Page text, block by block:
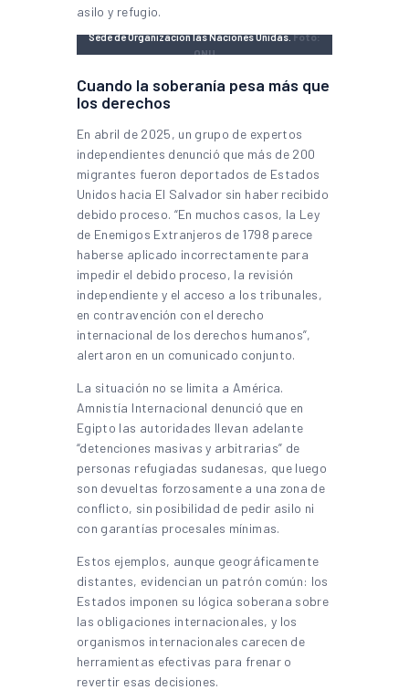
asilo y refugio.
Sede de Organización las Naciones Unidas.Foto:
ONU
Cuando la soberanía pesa más que
los derechos
En abril de 2025, un grupo de expertos
independientes denunció que más de 200
migrantes fueron deportados de Estados
Unidos hacia El Salvador sin haber recibido
debido proceso. “En muchos casos, la Ley
de Enemigos Extranjeros de 1798 parece
haberse aplicado incorrectamente para
impedir el debido proceso, la revisión
independiente y el acceso a los tribunales,
en contravención con el derecho
internacional de los derechos humanos”,
alertaron en un comunicado conjunto.
La situación no se limita a América.
Amnistía Internacional denunció que en
Egipto las autoridades llevan adelante
“detenciones masivas y arbitrarias” de
personas refugiadas sudanesas, que luego
son devueltas forzosamente a una zona de
conflicto, sin posibilidad de pedir asilo ni
con garantías procesales mínimas.
Estos ejemplos, aunque geográficamente
distantes, evidencian un patrón común: los
Estados imponen su lógica soberana sobre
las obligaciones internacionales, y los
organismos internacionales carecen de
herramientas efectivas para frenar o
revertir esas decisiones.